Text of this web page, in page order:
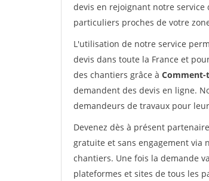
devis en rejoignant notre service
particuliers proches de votre
L'utilisation de notre service
devis dans toute la France et
des chantiers grâce à
demandent des devis en ligne.
demandeurs de travaux pour
Devenez dès à présent
gratuite et sans engagement via
chantiers. Une fois la demande
plateformes et sites de tous les